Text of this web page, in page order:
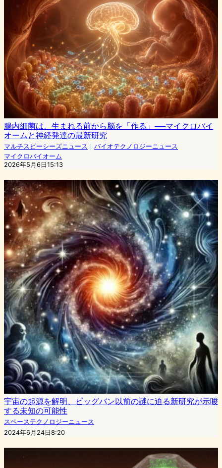
腸内細菌は、生まれる前から脳を「作る」──マイクロバイ
オームと神経発達の最新研究
マルチスピーシーズニュース ｜ バイオテクノロジーニュース
マイクロバイオーム
2026年5月6日15:13
宇宙の起源を解明、ビッグバン以前の謎に迫る新研究が示唆
する未知の可能性
スペーステクノロジーニュース
2024年6月24日8:20